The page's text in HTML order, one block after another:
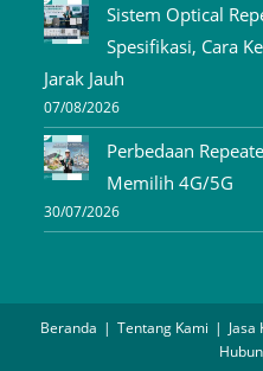
Sistem Optical
Spesifikasi, Cara
Jarak Jauh
07/08/2026
Perbedaan
Memilih 4G/5G
30/07/2026
Beranda Tentang Kami Jasa